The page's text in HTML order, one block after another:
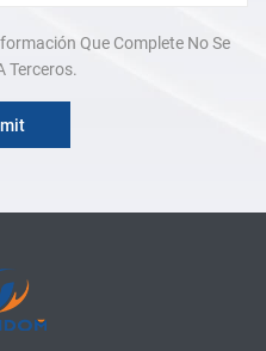
Que Complete No Se
Terceros.